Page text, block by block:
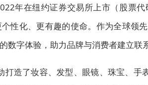
年在纽约证券交易所上市（股票
性化、更有趣的使命。作为全球领
数字体验，助力品牌与消费者建立联系
打造了妆容、发型、眼镜、珠宝、手